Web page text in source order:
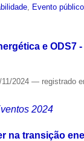
Evento público
e
11/2024— registrado
2024
na transição